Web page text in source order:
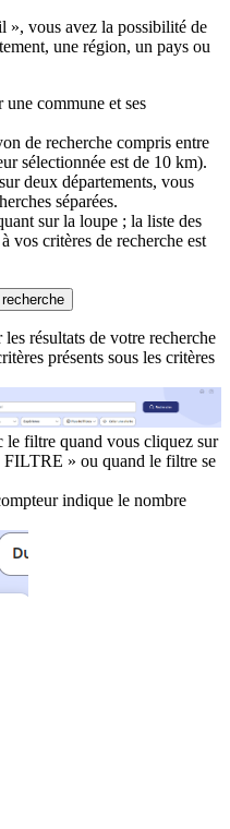
», vous avez la possibilité de
une région, un pays ou
une commune et ses
de recherche compris entre
sélectionnée est de 10 km).
deux départements, vous
séparées.
sur la loupe ; la liste des
vos critères de recherche est
résultats de votre recherche
présents sous les critères
le filtre quand vous cliquez sur
» ou quand le filtre se
indique le nombre